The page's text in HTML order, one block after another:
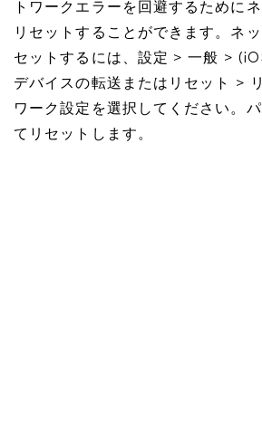
トワークエラーを回避するために
リセットすることができます。ネ
セットするには、設定 > 一般 >
デバイスの転送またはリセット >
ワーク設定を選択してください。
てリセットします。